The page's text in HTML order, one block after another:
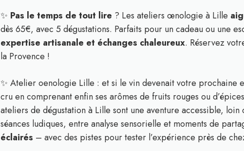
✨ Pas le temps de tout lire ? Les ateliers œnologie à Lille
dès 65€, avec 5 dégustations. Parfaits pour un cadeau ou une
expertise artisanale et échanges chaleureux. Réservez
la Provence !
✨ Atelier oenologie Lille : et si le vin devenait votre prochaine
cru en comprenant enfin ses arômes de fruits rouges ou
ateliers de dégustation à Lille sont une aventure accessible,
séances ludiques, entre analyse sensorielle et moments de
éclairés – avec des pistes pour tester l’expérience près de